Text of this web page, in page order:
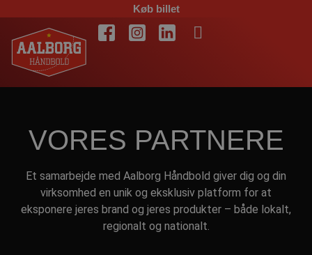
Køb billet
VORES PARTNERE
Et samarbejde med Aalborg Håndbold giver dig og din
virksomhed en unik og eksklusiv platform for at
eksponere jeres brand og jeres produkter – både lokalt,
regionalt og nationalt.